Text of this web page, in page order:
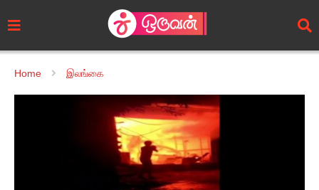
Home இலங்கை